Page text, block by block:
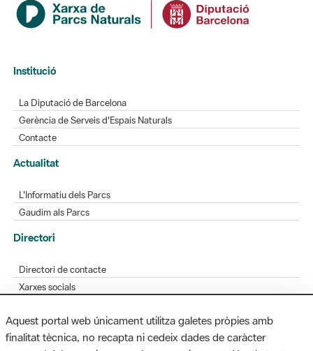
Institució
La Diputació de Barcelona
Gerència de Serveis d'Espais Naturals
Contacte
Actualitat
L'Informatiu dels Parcs
Gaudim als Parcs
Directori
Directori de contacte
Xarxes socials
Bústia de suggeriments
Opineu sobre els parcs
Aquest portal web únicament utilitza galetes pròpies amb
finalitat tècnica, no recapta ni cedeix dades de caràcter